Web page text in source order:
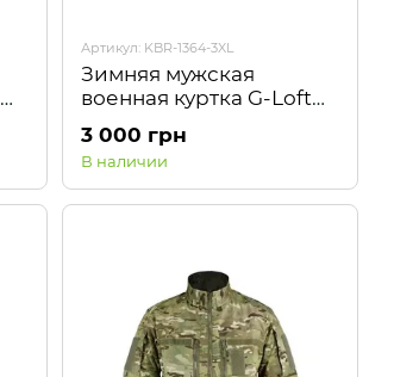
Артикул: KBR-1364-3XL
Зимняя мужская
военная куртка G-Loft
Multicam Kiborg
3 000 грн
В наличии